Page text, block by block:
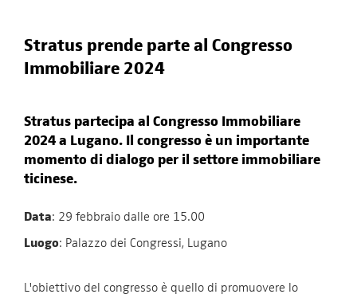
Stratus prende parte al Congresso
Immobiliare 2024
Stratus partecipa al Congresso Immobiliare
2024 a Lugano. Il congresso è un importante
momento di dialogo per il settore immobiliare
ticinese.
Data: 29 febbraio dalle ore 15.00
Luogo: Palazzo dei Congressi, Lugano
L'obiettivo del congresso è quello di promuovere lo